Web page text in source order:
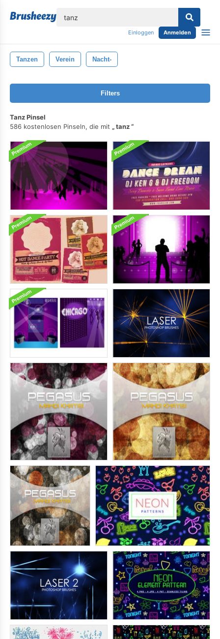
Einloggen Anmelden
Tanzen Verein Nacht-
Filters
Tanz Pinsel
586 kostenlosen Pinseln, die mit
tanz